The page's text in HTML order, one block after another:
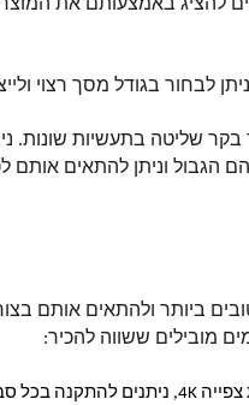
לבחור בגודל מסך רצוי
מובילים ששווה להכיר: